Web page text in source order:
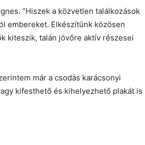
“Hiszek a közvetlen találkozások
embereket. Elkészítünk közösen
kiteszik, talán jövőre aktív részesei
már a csodás karácsonyi
kifesthető és kihelyezhető plakát is